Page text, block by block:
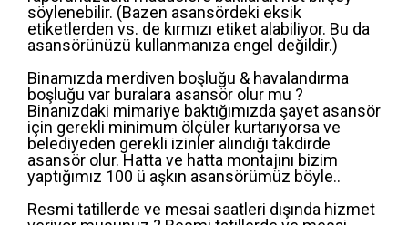
söylenebilir. (Bazen asansördeki eksik
etiketlerden vs. de kırmızı etiket alabiliyor. Bu da
asansörünüzü kullanmanıza engel değildir.)
Binamızda merdiven boşluğu & havalandırma
boşluğu var buralara asansör olur mu ?
Binanızdaki mimariye baktığımızda şayet asansör
için gerekli minimum ölçüler kurtarıyorsa ve
belediyeden gerekli izinler alındığı takdirde
asansör olur. Hatta ve hatta montajını bizim
yaptığımız 100 ü aşkın asansörümüz böyle..
Resmi tatillerde ve mesai saatleri dışında hizmet